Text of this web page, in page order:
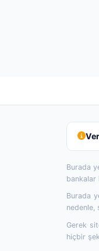
Burada
bankalar
Burada
nedenle,
Gerek
hiçbir